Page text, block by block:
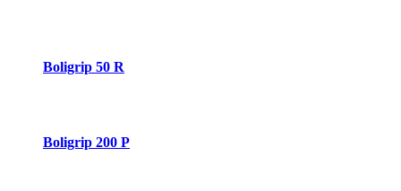
Boligrip 50 R
Boligrip 200 P